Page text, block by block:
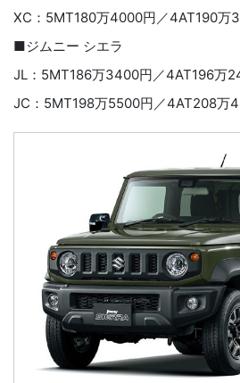
XC：5MT180万4000円／4AT190万
■ジムニー シエラ
JL：5MT186万3400円／4AT196万
JC：5MT198万5500円／4AT208万